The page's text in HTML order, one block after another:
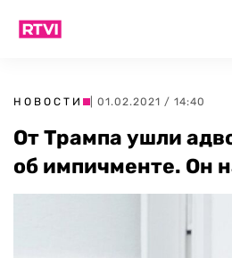
НОВОСТИ | 01.02.2021 / 14:40
От Трампа ушли
об импичменте. Он